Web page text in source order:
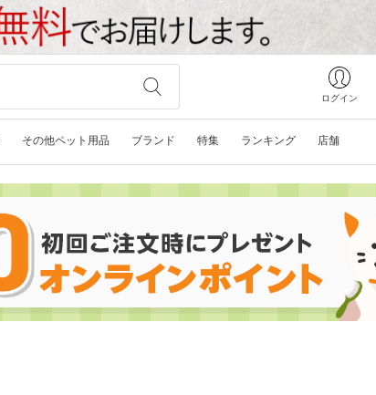
ログイン
その他ペット用品 ブランド 特集 ランキング 店舗